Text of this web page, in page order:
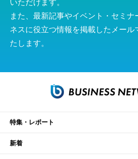
いただけます。
また、最新記事やイベント・セミナ
ネスに役立つ情報を掲載したメール
たします。
特集・レポート
新着